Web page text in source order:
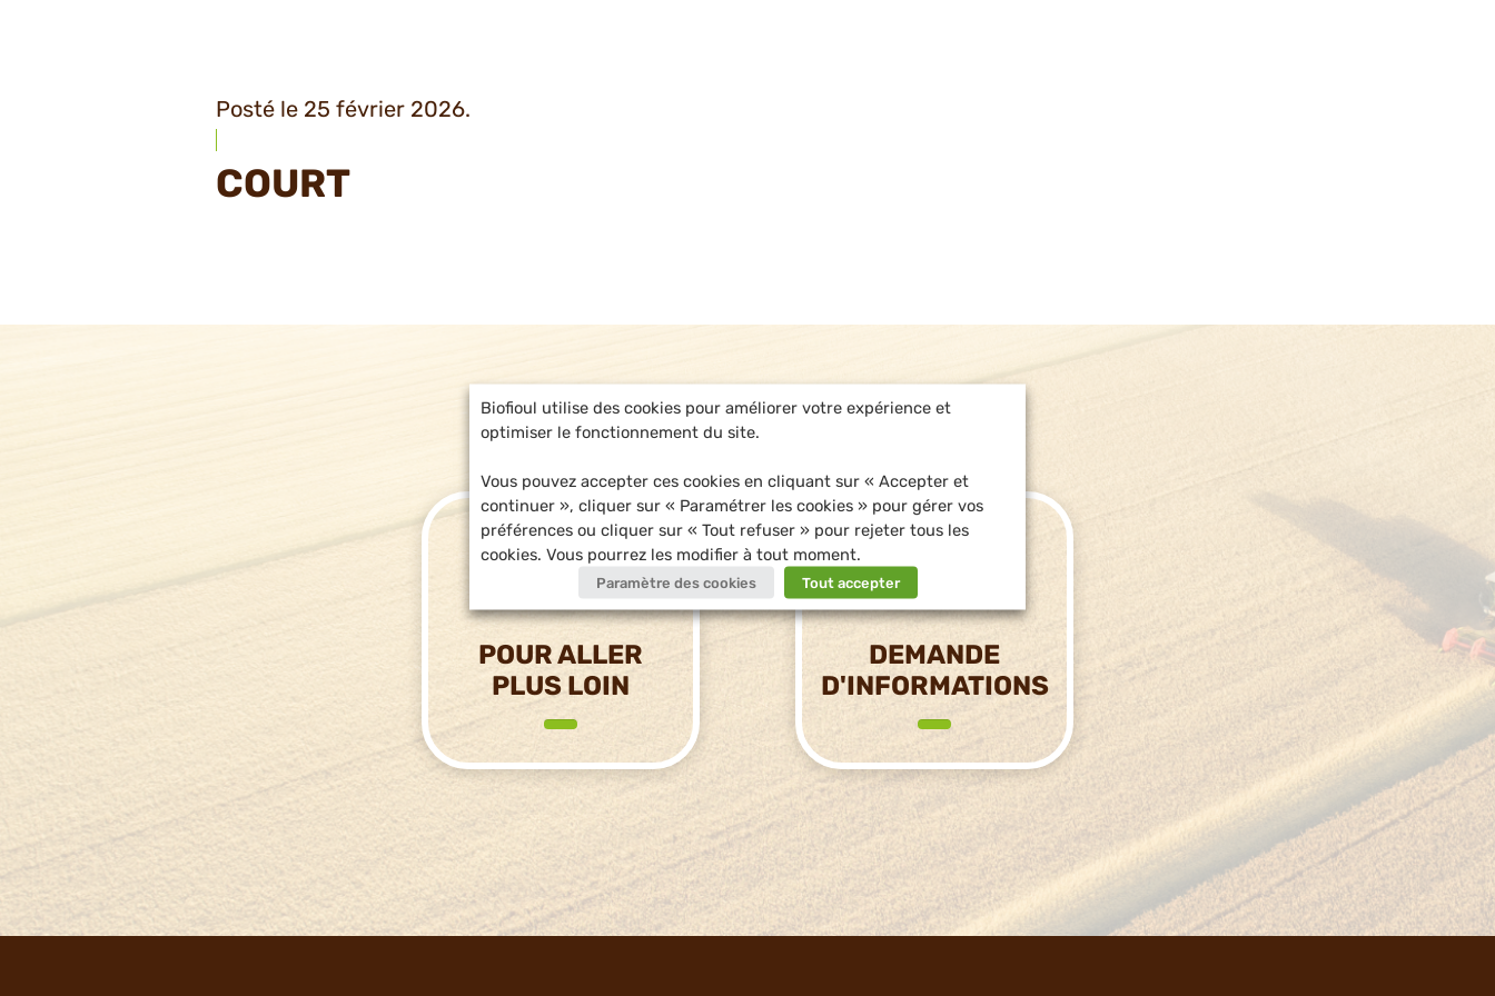
Posté le 25 février 2026.
COURT
POUR ALLER
PLUS LOIN
DEMANDE
D'INFORMATIONS
Biofioul utilise des cookies pour améliorer votre expérience et
optimiser le fonctionnement du site.
Vous pouvez accepter ces cookies en cliquant sur « Accepter et
continuer », cliquer sur « Paramétrer les cookies » pour gérer vos
préférences ou cliquer sur « Tout refuser » pour rejeter tous les
cookies. Vous pourrez les modifier à tout moment.
Paramètre des cookies Tout accepter